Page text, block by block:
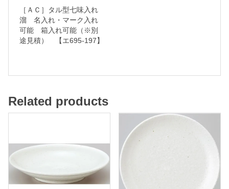
入
可
箱
入
［ＡＣ］タル型七味入れ
溜 名入れ・マーク入れ
可能 箱入れ可能（※別
途見積） 【エ695-197】
Related products